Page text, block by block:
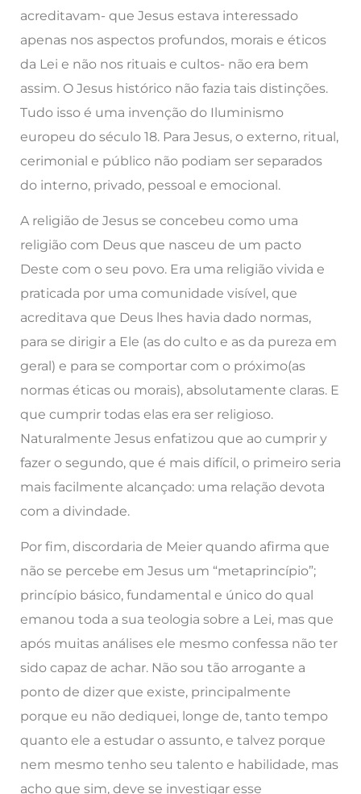
acreditavam- que Jesus estava interessado
apenas nos aspectos profundos, morais e éticos
da Lei e não nos rituais e cultos- não era bem
assim. O Jesus histórico não fazia tais distinções.
Tudo isso é uma invenção do Iluminismo
europeu do século 18. Para Jesus, o externo, ritual,
cerimonial e público não podiam ser separados
do interno, privado, pessoal e emocional.
A religião de Jesus se concebeu como uma
religião com Deus que nasceu de um pacto
Deste com o seu povo. Era uma religião vivida e
praticada por uma comunidade visível, que
acreditava que Deus lhes havia dado normas,
para se dirigir a Ele (as do culto e as da pureza em
geral) e para se comportar com o próximo(as
normas éticas ou morais), absolutamente claras. E
que cumprir todas elas era ser religioso.
Naturalmente Jesus enfatizou que ao cumprir y
fazer o segundo, que é mais difícil, o primeiro seria
mais facilmente alcançado: uma relação devota
com a divindade.
Por fim, discordaria de Meier quando afirma que
não se percebe em Jesus um “metaprincípio”;
princípio básico, fundamental e único do qual
emanou toda a sua teologia sobre a Lei, mas que
após muitas análises ele mesmo confessa não ter
sido capaz de achar. Não sou tão arrogante a
ponto de dizer que existe, principalmente
porque eu não dediquei, longe de, tanto tempo
quanto ele a estudar o assunto, e talvez porque
nem mesmo tenho seu talento e habilidade, mas
acho que sim, deve se investigar esse